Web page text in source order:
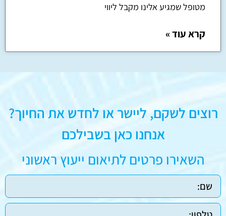
מטופל שמגיע אלינו מקבל ליווי
קרא עוד »
רוצים לשקם, ליישר או לחדש את החיוך?
אנחנו כאן בשבילכם
השאירו פרטים לתיאום ייעוץ ראשוני